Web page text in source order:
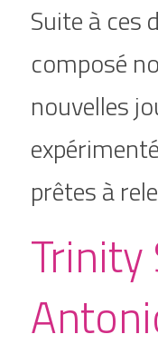
Suite à ces
composé
nouvelles
prêtes à
Trinity